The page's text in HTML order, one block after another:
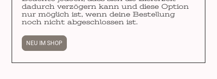
dadurch verzögern kann und diese Option
nur möglich ist, wenn deine Bestellung
noch nicht abgeschlossen ist.
NEU IM SHOP